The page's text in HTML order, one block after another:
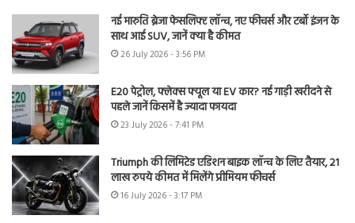
नई मारुति ब्रेजा फेसलिफ्ट लॉन्च, नए फीचर्स और टर्बो इंजन के
साथ आई SUV, जानें क्या है कीमत
26 July 2026 - 3:56 PM
E20 पेट्रोल, फ्लेक्स फ्यूल या EV कार? नई गाड़ी खरीदने से
पहले जानें किसमें है ज्यादा फायदा
23 July 2026 - 7:41 PM
Triumph की लिमिटेड एडिशन बाइक लॉन्च के लिए तैयार, 21
लाख रुपये कीमत में मिलेंगे प्रीमियम फीचर्स
16 July 2026 - 3:17 PM